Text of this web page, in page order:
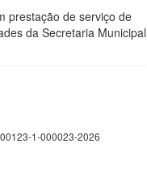
prestação de serviço de
da Secretaria Municipal
1-000023-2026